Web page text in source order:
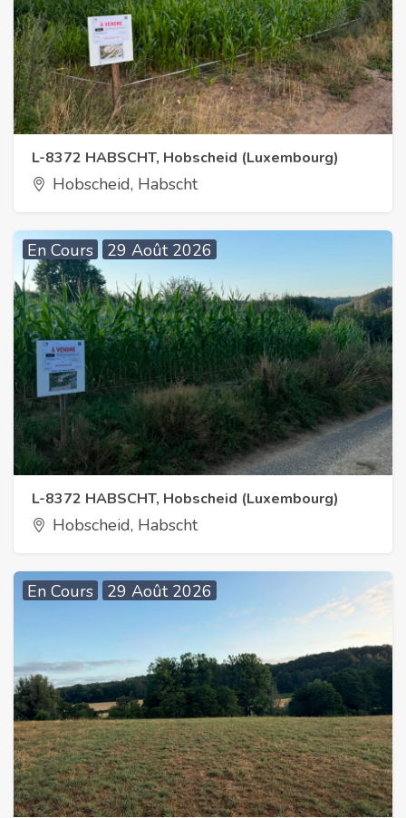
L-8372 HABSCHT, Hobscheid (Luxembourg)
Hobscheid, Habscht
En Cours 29 Août 2026
L-8372 HABSCHT, Hobscheid (Luxembourg)
Hobscheid, Habscht
En Cours 29 Août 2026